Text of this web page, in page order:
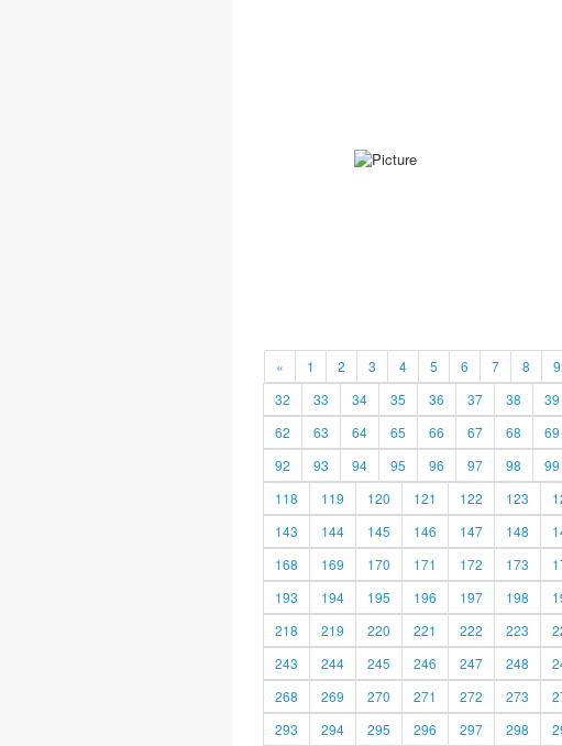
« 1 2 3 4 5 6 7 8 9
32
33 34 35 36 37 38 39
62
63 64 65 66 67 68 69
92
93 94 95 96 97 98 99
118
119 120 121 122 123
143
144 145 146 147 148
168
169 170 171 172 173
193
194 195 196 197 198
218
219 220 221 222 223
243
244 245 246 247 248
268
269 270 271 272 273
293
294 295 296 297 298